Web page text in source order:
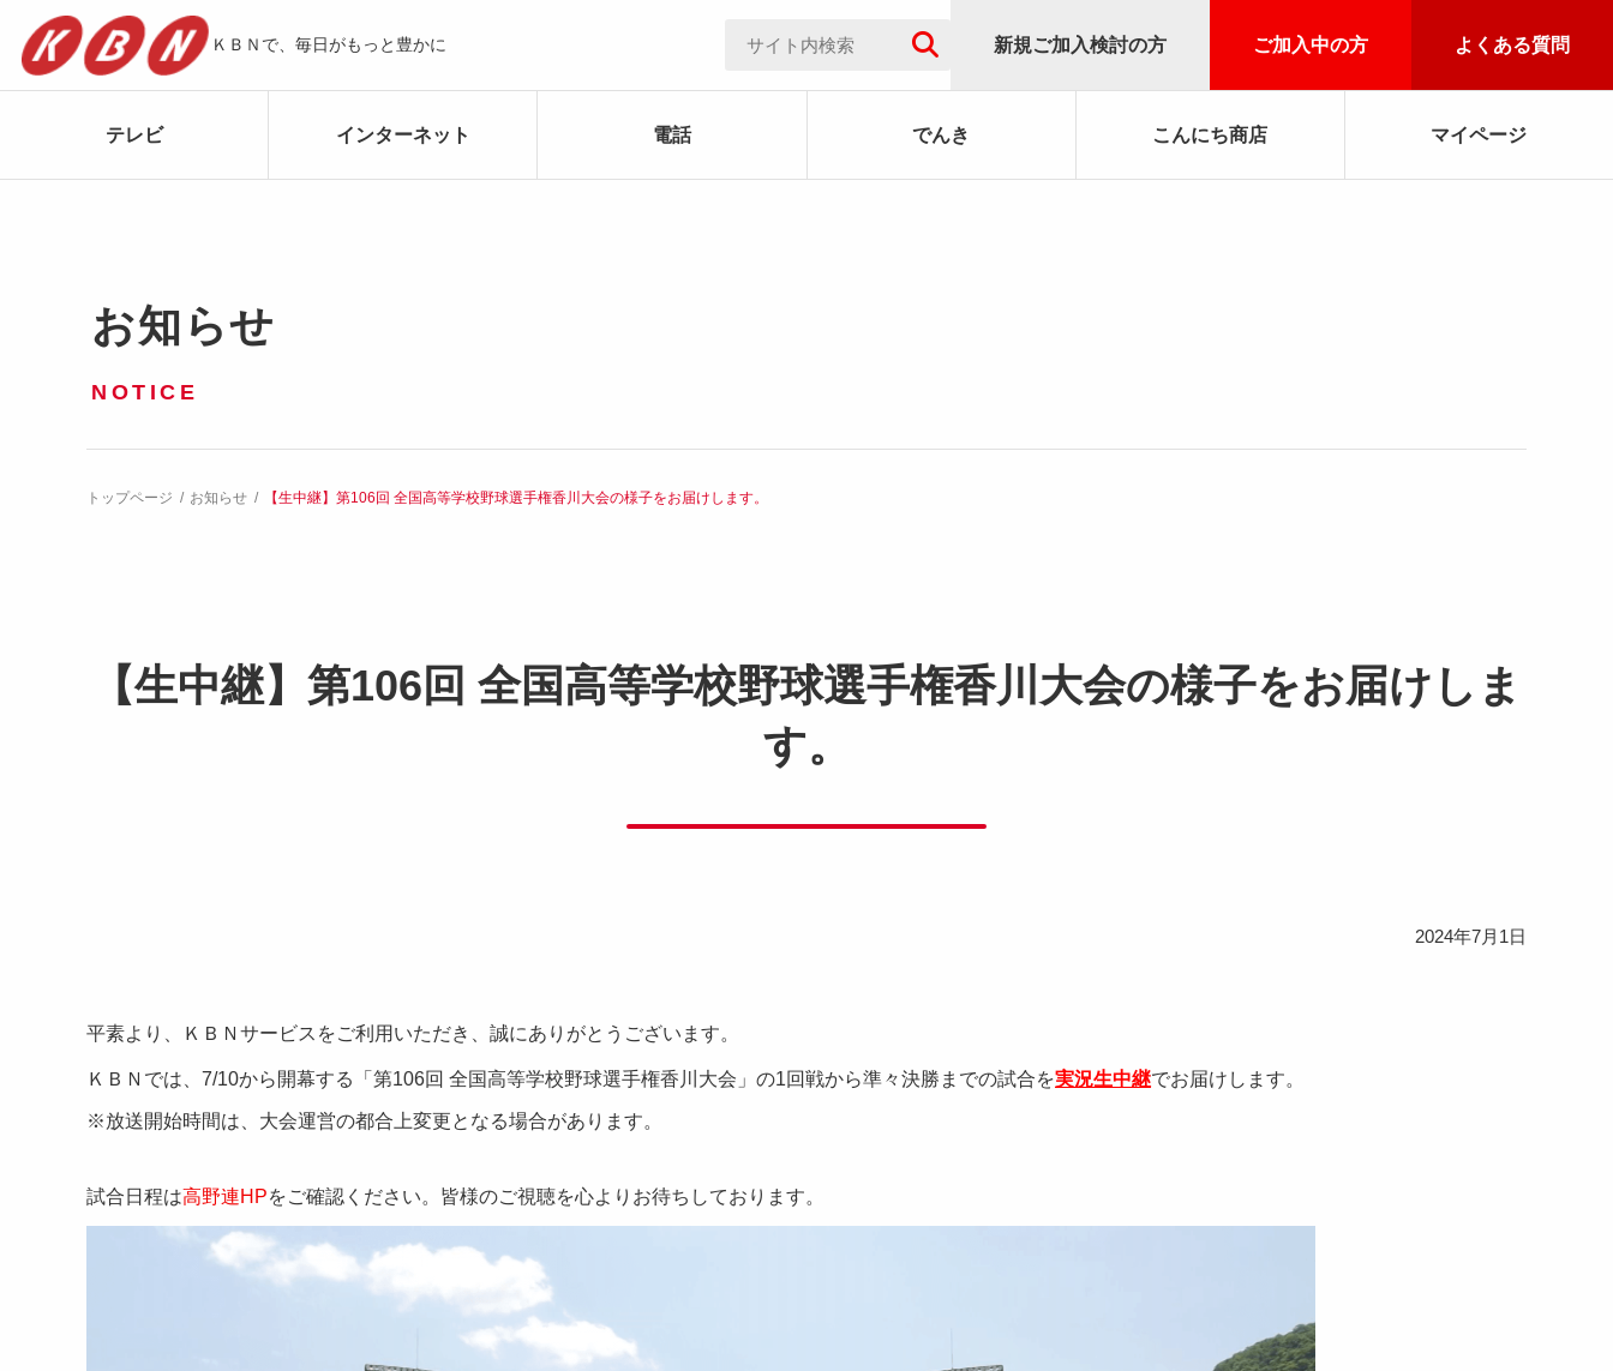
ＫＢＮで、毎日がもっと豊かに 新規ご加入検討の方 ご加入中の方 よくある質問
テレビ インターネット 電話 でんき こんにち商店 マイページ
お知らせ
NOTICE
トップページ お知らせ 【生中継】第106回 全国高等学校野球選手権香川大会の様子をお届けします。
【生中継】第106回 全国高等学校野球選手権香川大会の様子をお届けしま
す。
2024年7月1日
平素より、ＫＢＮサービスをご利用いただき、誠にありがとうございます。
ＫＢＮでは、7/10から開幕する「第106回 全国高等学校野球選手権香川大会」の1回戦から準々決勝までの試合を実況生中継でお届けします。
※放送開始時間は、大会運営の都合上変更となる場合があります。
試合日程は高野連HPをご確認ください。皆様のご視聴を心よりお待ちしております。